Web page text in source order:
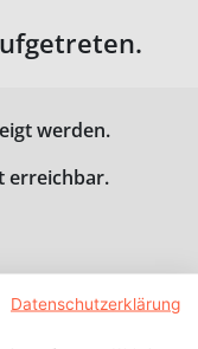
werden.
erreichbar.
Datenschutzerklärung